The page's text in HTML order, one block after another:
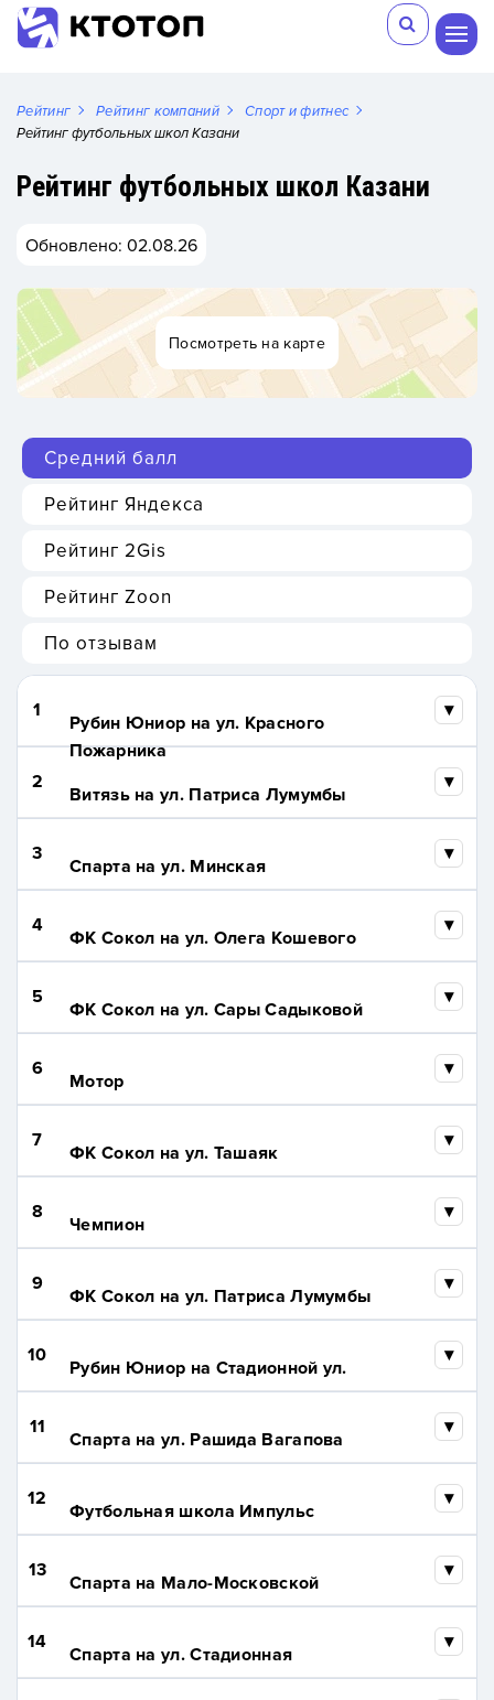
Рейтинг Рейтинг компаний
Спорт и фитнес
Рейтинг футбольных школ Казани
Рейтинг футбольных школ Казани
Обновлено: 02.08.26
Посмотреть на карте
Средний балл
Рейтинг Яндекса
Рейтинг 2Gis
Рейтинг Zoon
По отзывам
1
Рубин Юниор на ул. Красного
Пожарника
2
Витязь на ул. Патриса Лумумбы
3
Спарта на ул. Минская
4
ФК Сокол на ул. Олега Кошевого
5
ФК Сокол на ул. Сары Садыковой
6
Мотор
7
ФК Сокол на ул. Ташаяк
8
Чемпион
9
ФК Сокол на ул. Патриса Лумумбы
10
Рубин Юниор на Стадионной ул.
11
Спарта на ул. Рашида Вагапова
12
Футбольная школа Импульс
13
Спарта на Мало-Московской
14
Спарта на ул. Стадионная